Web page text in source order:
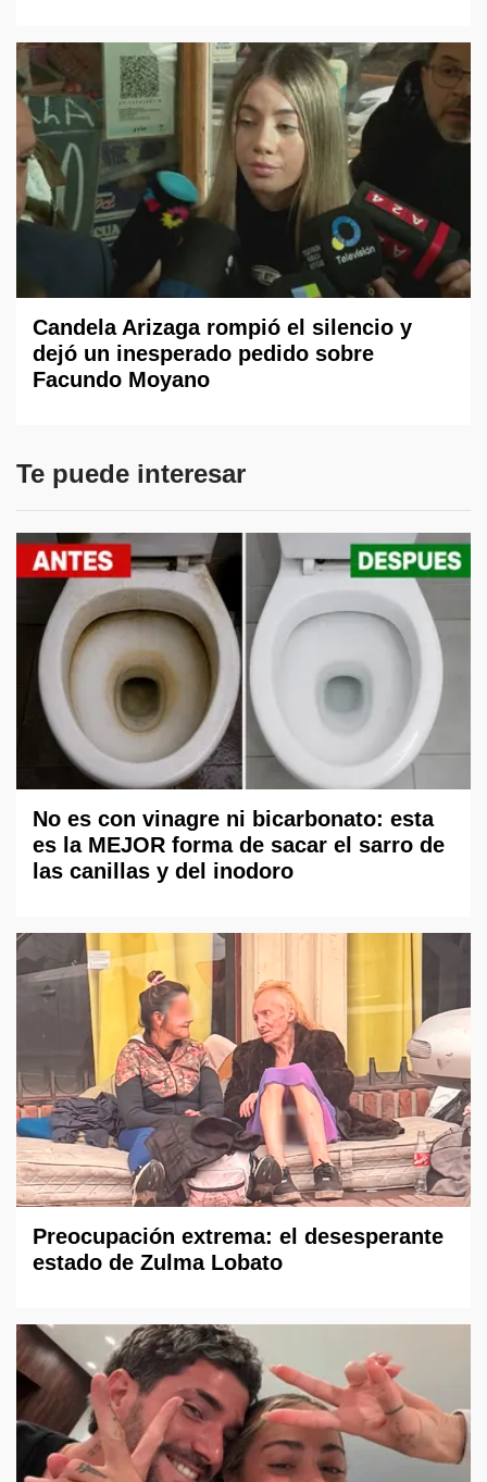
Candela Arizaga rompió el silencio y
dejó un inesperado pedido sobre
Facundo Moyano
Te puede interesar
No es con vinagre ni bicarbonato: esta
es la MEJOR forma de sacar el sarro de
las canillas y del inodoro
Preocupación extrema: el desesperante
estado de Zulma Lobato